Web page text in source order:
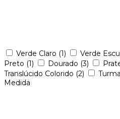
Verde Claro (1) Verde
Preto (1) Dourado (3)
Translúcido Colorido (2)
Medida